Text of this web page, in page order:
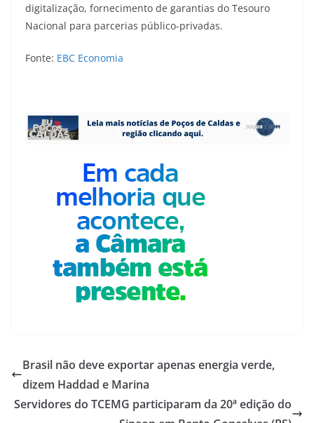
digitalização, fornecimento de garantias do Tesouro
Nacional para parcerias público-privadas.
Fonte: EBC Economia
Brasil não deve exportar apenas energia verde,
dizem Haddad e Marina
Servidores do TCEMG participaram da 20ª edição do